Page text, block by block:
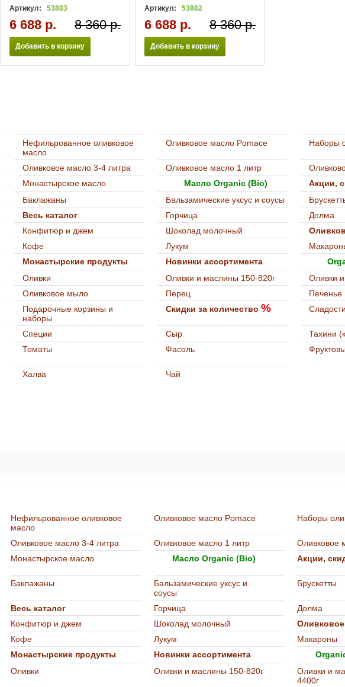
Артикул: 53883
8 360 р.
6 688 р.
Добавить в корзину
Артикул: 53882
8 360 р.
6 688 р.
Добавить в корзину
Нефильрованное оливковое
масло
Оливковое масло Pomace Наборы
Оливковое масло 3-4 литра Оливковое масло 1 литр
Монастырское масло Масло Organic (Bio)
Акции,
Баклажаны Бальзамические уксус и соусы
Весь каталог Горчица
Долма
Конфитюр и джем Шоколад молочный
Кофе Лукум
Монастырские продукты Новинки ассортимента
Оливки Оливки и маслины 150-820г
Оливки
Оливковое мыло Перец
Печенье
Подарочные корзины и
наборы
Скидки за количество % Сладости
Специи Сыр
Тахини
Томаты Фасоль
Халва Чай
Нефильрованное оливковое
масло
Оливковое масло Pomace Наборы
Оливковое масло 3-4 литра Оливковое масло 1 литр
Оливковое
Монастырское масло Масло Organic (Bio) Акции,
Баклажаны
Бальзамические уксус и
соусы
Брускетты
Весь каталог Горчица
Долма
Конфитюр и джем Шоколад молочный
Кофе Лукум
Макароны
Монастырские продукты Новинки ассортимента
Оливки Оливки и маслины 150-820г
Оливки и
4400г